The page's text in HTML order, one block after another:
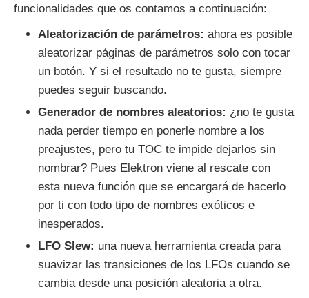
funcionalidades que os contamos a continuación:
Aleatorización de parámetros: ahora es posible
aleatorizar páginas de parámetros solo con tocar
un botón. Y si el resultado no te gusta, siempre
puedes seguir buscando.
Generador de nombres aleatorios: ¿no te gusta
nada perder tiempo en ponerle nombre a los
preajustes, pero tu TOC te impide dejarlos sin
nombrar? Pues Elektron viene al rescate con
esta nueva función que se encargará de hacerlo
por ti con todo tipo de nombres exóticos e
inesperados.
LFO Slew: una nueva herramienta creada para
suavizar las transiciones de los LFOs cuando se
cambia desde una posición aleatoria a otra.